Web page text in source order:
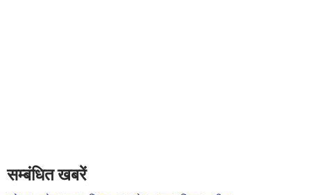
सम्बंधित खबरें